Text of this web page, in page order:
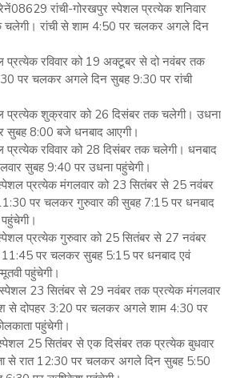
रांची-गोरखपुर स्पेशल प्रत्येक शनिवार
रांची से शाम 4:50 पर चलकर अगले दिन
रविवार को 19 अक्टूबर से दो नवंबर तक
पर चलकर अगले दिन सुबह 9:30 पर रांची
शुक्रवार को 26 दिसंबर तक चलेगी। उधना
सुबह 8:00 बजे धनबाद आएगी।
रविवार को 28 दिसंबर तक चलेगी। धनबाद
सुबह 9:40 पर उधना पहुंचेगी।
प्रत्येक मंगलवार को 23 सितंबर से 25 नवंबर
पर चलकर गुरुवार की सुबह 7:15 पर धनबाद
प्रत्येक गुरुवार को 25 सितंबर से 27 नवंबर
पर चलकर सुबह 5:15 पर धनबाद एवं
पहुंचेगी।
23 सितंबर से 29 नवंबर तक प्रत्येक मंगलवार
से दोपहर 3:20 पर चलकर अगले शाम 4:30 पर
पहुंचेगी।
25 सितंबर से एक दिसंबर तक प्रत्येक बुधवार
से रात 12:30 पर चलकर अगले दिन सुबह 5:50